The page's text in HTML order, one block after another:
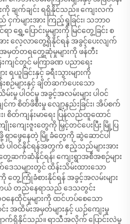
ကို ချက်ချင်း ရရှိနိုင်သည်။ ကျေးလက်
ငှက်များအား ကြည့်ရှုခြင်း၊ သဘာဝ
ရွှေ့ပြောင်းမှုများကို မြင်တွေ့ခြင်း စ
ား လေ့လာတွေ့ရှိနိုင်ရန် အခွင့်ပေးလျက်
အမှတ်တရတွေ့ဆုံမှုများကို ဖန်တီး
ကျင်တွင် မကြာခဏ ပညာရေး
ရယူခြင်းနှင့် ခရီးသွားများကို
ဉ်များနှင့် ချိတ်ဆက်ပေးသော
မှု ပါဝင်မှု အခွင့်အလမ်းများ ပါဝင်
င်က စိတ်ဖိစီးမှု လျော့နည်းခြင်း၊ အိပ်စက်
စိတ်ကျန်းမာရေး ပြန်လည်ထူထောင်
းကျေးဇူးတွေကို မြှင့်တင်ပေးပြီး မြို့ပြ
ရှာဖွေနေတဲ့ မြို့ခံတွေကို ဆွဲဆောင်ပါ
ပါဝင်နိုင်ရန်အတွက် ဧည့်သည်များအား
ဆက်ဆံနိုင်ရန်၊ ကျေးရွာအစီအစဉ်များ
ဒေသများတွင် ထိန်းသိမ်းထားသော
တွေ့ကြုံခံစားနိုင်ရန် အခွင့်အလမ်းများ
တည်နေရာသည် ဒေသတွင်း
ေထိုင်မှုများကို ထင်ဟပ်စေသော
ာင်း အထိမ်းအမှတ်များနှင့် ယဉ်ကျေးမှု
က်ရှိနိုင်သည်။ ရာသီအလိုက် ပြောင်းလဲမှု